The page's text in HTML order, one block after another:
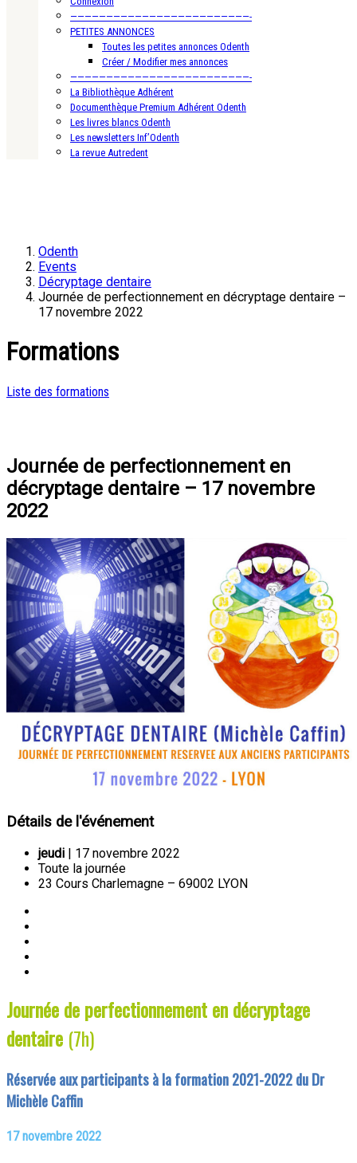
—————————————————————————-
PETITES ANNONCES
Toutes les petites annonces Odenth
Créer / Modifier mes annonces
—————————————————————————-
La Bibliothèque Adhérent
Documenthèque Premium Adhérent Odenth
Les livres blancs Odenth
Les newsletters Inf’Odenth
La revue Autredent
Odenth
Events
Décryptage dentaire
Journée de perfectionnement en décryptage dentaire –
17 novembre 2022
Formations
Liste des formations
Journée de perfectionnement en
décryptage dentaire – 17 novembre
2022
Détails de l'événement
jeudi | 17 novembre 2022
Toute la journée
23 Cours Charlemagne – 69002 LYON
Journée de perfectionnement en décryptage
dentaire (7h)
Réservée aux participants à la formation 2021-2022 duDr
Michèle Caffin
17 novembre 2022